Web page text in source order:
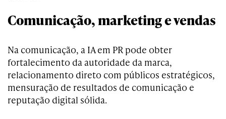
Comunicação, marketing e vendas
Na comunicação, a IA em PR pode obter
fortalecimento da autoridade da marca,
relacionamento direto com públicos estratégicos,
mensuração de resultados de comunicação e
reputação digital sólida.